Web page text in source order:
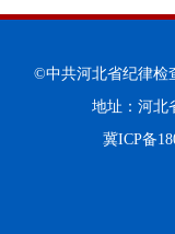
©中共河北省纪律
地址：河北
冀ICP备